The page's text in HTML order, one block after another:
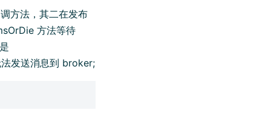
方法，其二在发布
方法等待
发送消息到 broker;